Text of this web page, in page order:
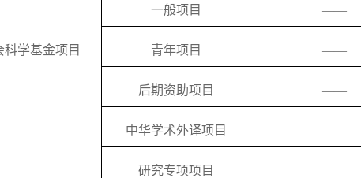
科学基金项目
一般项目 ——
青年项目 ——
后期资助项目 ——
中华学术外译项目 ——
研究专项项目 ——